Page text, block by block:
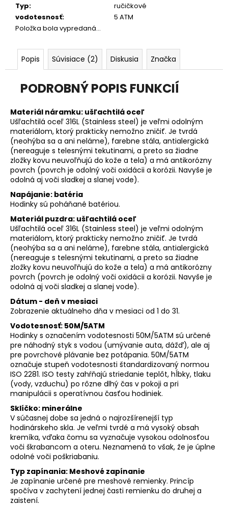
Typ:
ručičkové
vodotesnosť:
5 ATM
Položka bola vypredaná…
Popis Súvisiace (2) Diskusia Značka
PODROBNÝ POPIS FUNKCIÍ
Materiál náramku: ušľachtilá oceľ
Ušľachtilá oceľ 316L (Stainless steel) je veľmi odolným
materiálom, ktorý prakticky nemožno zničiť. Je tvrdá
(neohýba sa a ani neláme), farebne stála, antialergická
(nereaguje s telesnými tekutinami, a preto sa žiadne
zložky kovu neuvoľňujú do kože a tela) a má antikorózny
povrch (povrch je odolný voči oxidácii a korózii. Navyše je
odolná aj voči sladkej a slanej vode).
Napájanie: batéria
Hodinky sú poháňané batériou.
Materiál puzdra: ušľachtilá oceľ
Ušľachtilá oceľ 316L (Stainless steel) je veľmi odolným
materiálom, ktorý prakticky nemožno zničiť. Je tvrdá
(neohýba sa a ani neláme), farebne stála, antialergická
(nereaguje s telesnými tekutinami, a preto sa žiadne
zložky kovu neuvoľňujú do kože a tela) a má antikorózny
povrch (povrch je odolný voči oxidácii a korózii. Navyše je
odolná aj voči sladkej a slanej vode).
Dátum - deň v mesiaci
Zobrazenie aktuálneho dňa v mesiaci od 1 do 31.
Vodotesnosť: 50M/5ATM
Hodinky s označením vodotesnosti 50M/5ATM sú určené
pre náhodný styk s vodou (umývanie auta, dážď), ale aj
pre povrchové plávanie bez potápania. 50M/5ATM
označuje stupeň vodotesnosti štandardizovaný normou
ISO 2281. ISO testy zahŕňajú striedanie teplôt, hĺbky, tlaku
(vody, vzduchu) po rôzne dlhý čas v pokoji a pri
manipulácii s operatívnou časťou hodiniek.
Sklíčko: minerálne
V súčasnej dobe sa jedná o najrozšírenejší typ
hodinárskeho skla. Je veľmi tvrdé a má vysoký obsah
kremíka, vďaka čomu sa vyznačuje vysokou odolnosťou
voči škrabancom a oteru. Neznamená to však, že je úplne
odolné voči poškriabaniu.
Typ zapínania: Meshové zapínanie
Je zapínanie určené pre meshové remienky. Princíp
spočíva v zachytení jednej časti remienku do druhej a
zaistení.